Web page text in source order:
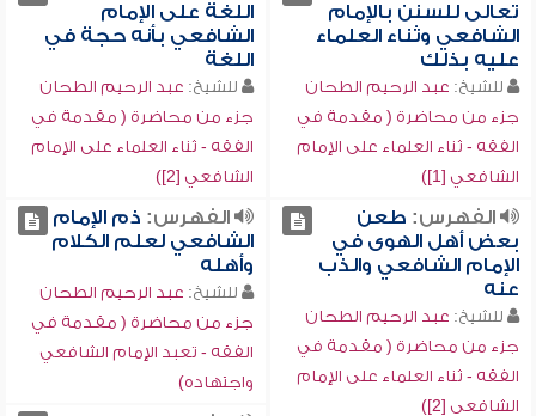
تعالى للسنن بالإمام
الشافعي وثناء العلماء
عليه بذلك
للشيخ: عبد الرحيم الطحان
جزء من محاضرة ( مقدمة في
الفقه - ثناء العلماء على الإمام
الشافعي [1])
اللغة على الإمام
الشافعي بأنه حجة في
اللغة
للشيخ: عبد الرحيم الطحان
جزء من محاضرة ( مقدمة في
الفقه - ثناء العلماء على الإمام
الشافعي [2])
الفهرس: طعن
بعض أهل الهوى في
الإمام الشافعي والذب
عنه
للشيخ: عبد الرحيم الطحان
جزء من محاضرة ( مقدمة في
الفقه - ثناء العلماء على الإمام
الشافعي [2])
الفهرس: ذم الإمام
الشافعي لعلم الكلام
وأهله
للشيخ: عبد الرحيم الطحان
جزء من محاضرة ( مقدمة في
الفقه - تعبد الإمام الشافعي
واجتهاده)